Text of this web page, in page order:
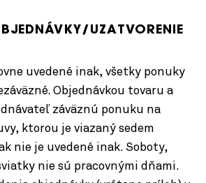
UZATVORENIE
uvedené inak, všetky ponuky
Objednávkou tovaru a
záväznú ponuku na
ktorou je viazaný sedem
nie je uvedené inak. Soboty,
nie sú pracovnými dňami.